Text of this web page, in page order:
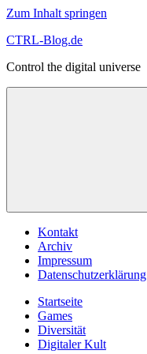
Zum Inhalt springen
CTRL-Blog.de
Control the digital universe
Kontakt
Archiv
Impressum
Datenschutzerklärung
Startseite
Games
Diversität
Digitaler Kult